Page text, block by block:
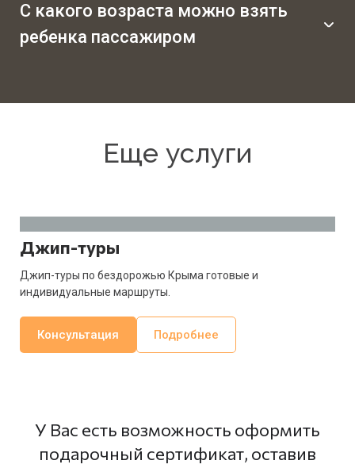
С какого возраста можно взять
ребенка пассажиром
Еще услуги
Джип-туры
Джип-туры по бездорожью Крыма готовые и
индивидуальные маршруты.
Консультация Подробнее
У Вас есть возможность оформить
подарочный сертификат, оставив